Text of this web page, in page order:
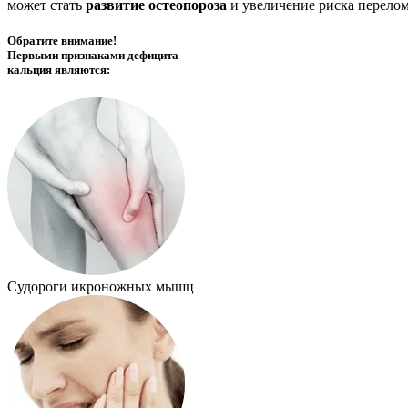
может стать развитие остеопороза и увеличение риска
Обратите внимание!
Первыми признаками дефицита
кальция являются:
Судороги икроножных мышц